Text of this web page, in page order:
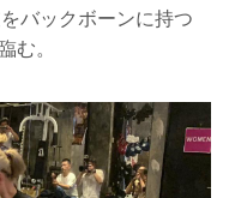
バックボーンに持つ
む。